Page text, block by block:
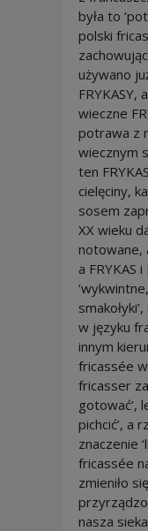
była to
polski
używano
FRYKASY,
wieczne
potrawa z
wiecznym
ten
cielęciny,
sosem
XX wieku
notowane,
a FRYKAS
w języku
innym
fricassée
fricasser
gotować’,
pichcić’, a
znaczenie
fricassée
zmieniło
nasza